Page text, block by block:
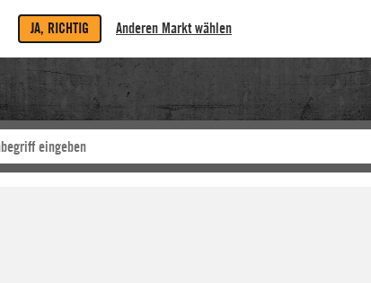
JA, RICHTIG Anderen Markt wählen